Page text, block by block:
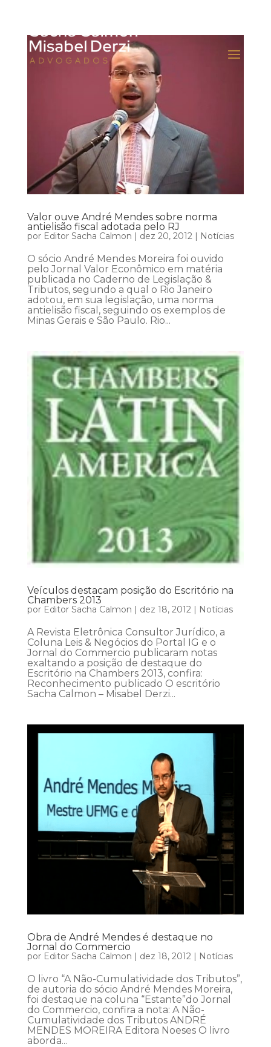
Valor ouve André Mendes sobre norma
antielisão fiscal adotada pelo RJ
por Editor Sacha Calmon | dez 20, 2012| Notícias
O sócio André Mendes Moreira foi ouvido
pelo Jornal Valor Econômico em matéria
publicada no Caderno de Legislação &
Tributos, segundo a qual o Rio Janeiro
adotou, em sua legislação, uma norma
antielisão fiscal, seguindo os exemplos de
Minas Gerais e São Paulo. Rio...
Veículos destacam posição do Escritório na
Chambers 2013
por Editor Sacha Calmon | dez 18, 2012| Notícias
A Revista Eletrônica Consultor Jurídico, a
Coluna Leis & Negócios do Portal IG e o
Jornal do Commercio publicaram notas
exaltando a posição de destaque do
Escritório na Chambers 2013, confira:
Reconhecimento publicado O escritório
Sacha Calmon – Misabel Derzi...
Obra de André Mendes é destaque no
Jornal do Commercio
por Editor Sacha Calmon | dez 18, 2012| Notícias
O livro “A Não-Cumulatividade dos Tributos”,
de autoria do sócio André Mendes Moreira,
foi destaque na coluna “Estante”do Jornal
do Commercio, confira a nota: A Não-
Cumulatividade dos Tributos ANDRÉ
MENDES MOREIRA Editora Noeses O livro
aborda...